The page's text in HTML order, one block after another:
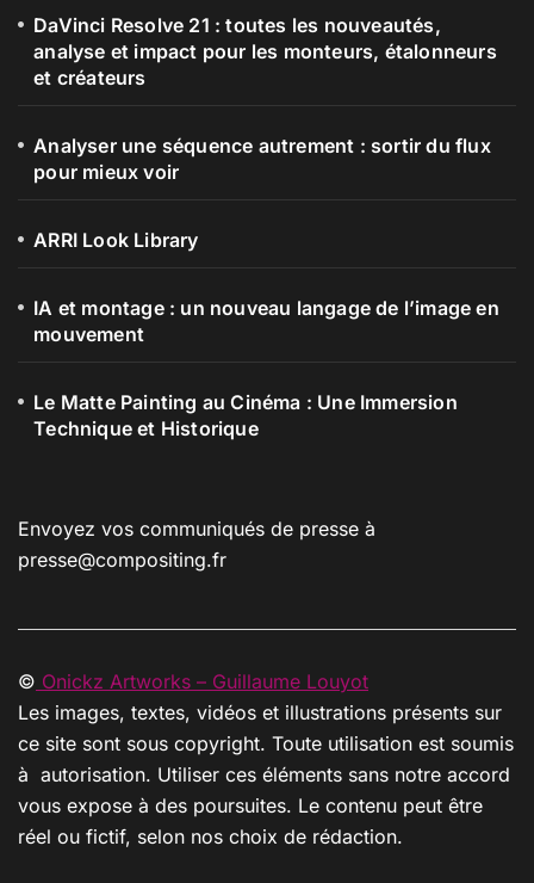
DaVinci Resolve 21 : toutes les nouveautés,
analyse et impact pour les monteurs, étalonneurs
et créateurs
Analyser une séquence autrement : sortir du flux
pour mieux voir
ARRI Look Library
IA et montage : un nouveau langage de l’image en
mouvement
Le Matte Painting au Cinéma : Une Immersion
Technique et Historique
Envoyez vos communiqués de presse à
presse@compositing.fr
© Onickz Artworks – Guillaume Louyot
Les images, textes, vidéos et illustrations présents sur
ce site sont sous copyright. Toute utilisation est soumis
à autorisation. Utiliser ces éléments sans notre accord
vous expose à des poursuites. Le contenu peut être
réel ou fictif, selon nos choix de rédaction.